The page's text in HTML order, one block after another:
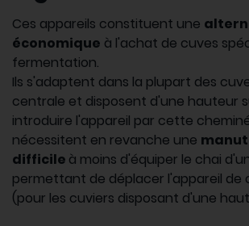
Ces appareils constituent une
économique à l'achat de cuves
fermentation.
Ils s'adaptent dans la plupart des
centrale et disposent d'une hauteur
introduire l'appareil par cette
nécessitent en revanche une
difficile à moins d'équiper le chai
permettant de déplacer l'appareil de
(pour les cuviers disposant d'une